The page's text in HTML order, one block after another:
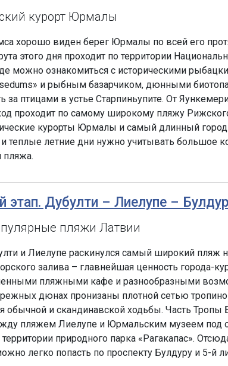
курорт Юрмалы
хорошо виден берег Юрмалы по всей его
этого дня проходит по территории
можно ознакомиться с историческими
sedums» и рыбным базарчиком, дюнными
за птицами в устье Старпиньупите. От
проходит по самому широкому пляжу
курорты Юрмалы и самый длинный
теплые летние дни нужно учитывать большое
пляжа.
этап. Дубулти – Лиелупе –
пляжи Латвии
и Лиелупе раскинулся самый широкий пляж
залива – главнейшая ценность города-
пляжными кафе и разнообразными
дюнах пронизаны плотной сетью
обычной и скандинавской ходьбы. Часть Тропы
пляжем Лиелупе и Юрмальским музеем под
природного парка «Рагакапас».
легко попасть по проспекту Булдуру и 5-й